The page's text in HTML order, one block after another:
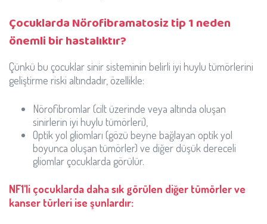
Çocuklarda Nörofibramatosiz tip 1 neden
önemli bir hastalıktır?
Çünkü bu çocuklar sinir sisteminin belirli iyi huylu tümörlerini
geliştirme riski altındadır, özellikle:
Nörofibromlar (cilt üzerinde veya altında oluşan
sinirlerin iyi huylu tümörleri),
Optik yol gliomları (gözü beyne bağlayan optik yol
boyunca oluşan tümörler) ve diğer düşük dereceli
gliomlar çocuklarda görülür.
NF1'li çocuklarda daha sık görülen diğer tümörler ve
kanser türleri ise şunlardır: